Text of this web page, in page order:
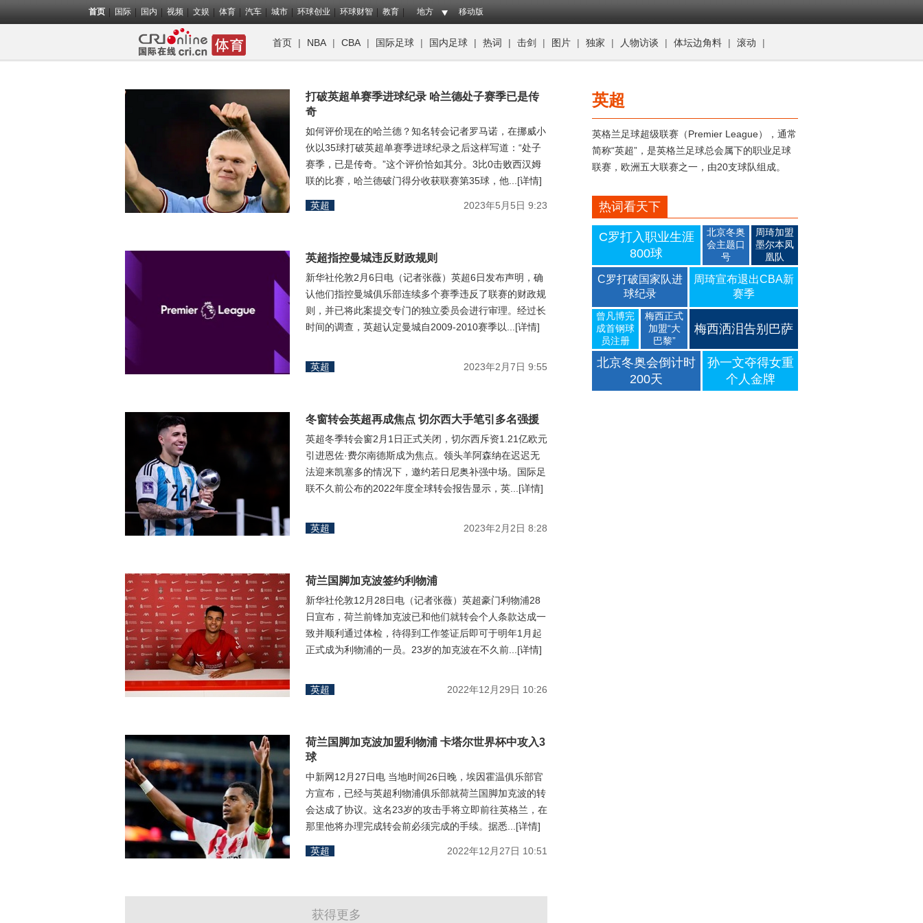
首页 国际 国内 视频 文娱 体育 汽车 城市 环球创业 环球财智 教育 地方 移动版
首页 | NBA | CBA | 国际足球 | 国内足球 | 热词 | 击剑 | 图片 | 独家 | 人物访谈 | 体坛边角料 | 滚动 |
打破英超单赛季进球纪录 哈兰德处子赛季已是传
奇
如何评价现在的哈兰德？知名转会记者罗马诺，在挪威小
伙以35球打破英超单赛季进球纪录之后这样写道：“处子
赛季，已是传奇。”这个评价恰如其分。3比0击败西汉姆
联的比赛，哈兰德破门得分收获联赛第35球，他...[详情]
2023年5月5日 9:23
英超
英超指控曼城违反财政规则
新华社伦敦2月6日电（记者张薇）英超6日发布声明，确
认他们指控曼城俱乐部连续多个赛季违反了联赛的财政规
则，并已将此案提交专门的独立委员会进行审理。经过长
时间的调查，英超认定曼城自2009-2010赛季以...[详情]
2023年2月7日 9:55
英超
冬窗转会英超再成焦点 切尔西大手笔引多名强援
英超冬季转会窗2月1日正式关闭，切尔西斥资1.21亿欧元
引进恩佐·费尔南德斯成为焦点。领头羊阿森纳在迟迟无
法迎来凯塞多的情况下，邀约若日尼奥补强中场。国际足
联不久前公布的2022年度全球转会报告显示，英...[详情]
2023年2月2日 8:28
英超
荷兰国脚加克波签约利物浦
新华社伦敦12月28日电（记者张薇）英超豪门利物浦28
日宣布，荷兰前锋加克波已和他们就转会个人条款达成一
致并顺利通过体检，待得到工作签证后即可于明年1月起
正式成为利物浦的一员。23岁的加克波在不久前...[详情]
2022年12月29日 10:26
英超
荷兰国脚加克波加盟利物浦 卡塔尔世界杯中攻入3
球
中新网12月27日电 当地时间26日晚，埃因霍温俱乐部官
方宣布，已经与英超利物浦俱乐部就荷兰国脚加克波的转
会达成了协议。这名23岁的攻击手将立即前往英格兰，在
那里他将办理完成转会前必须完成的手续。据悉...[详情]
2022年12月27日 10:51
英超
获得更多
英超
英格兰足球超级联赛（Premier League），通常
简称“英超”，是英格兰足球总会属下的职业足球
联赛，欧洲五大联赛之一，由20支球队组成。
热词看天下
C罗打入职业生涯
800球
北京冬奥
会主题口
号
周琦加盟
墨尔本凤
凰队
C罗打破国家队进
球纪录
周琦宣布退出CBA新
赛季
曾凡博完
成首钢球
员注册
梅西正式
加盟“大
巴黎”
梅西洒泪告别巴萨
北京冬奥会倒计时
200天
孙一文夺得女重
个人金牌